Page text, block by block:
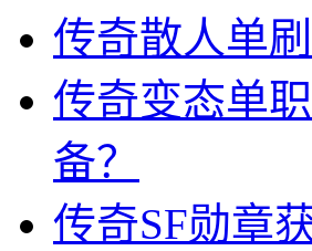
传奇散人单
传奇变态单
备？
传奇SF勋章